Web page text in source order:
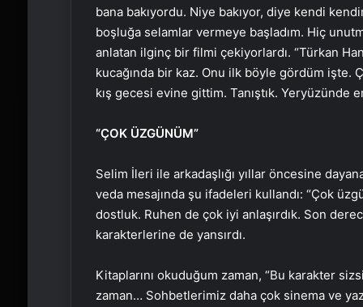
bana bakıyordu. Niye bakıyor, diye kendi
boşluğa selamlar vermeye başladım. Hiç
anlatan ilginç bir filmi çekiyorlardı. “Türkan
kucağında bir kaz. Onu ilk böyle gördüm işte.
kış gecesi evine gittim. Tanıştık. Yeryüzünde
“ÇOK ÜZGÜNÜM”
Selim İleri ile arkadaşlığı yıllar öncesine
veda mesajında şu ifadeleri kullandı: “Çok
dostluk. Ruhen de çok iyi anlaşırdık. Son
karakterlerine de yansırdı.
Kitaplarını okuduğum zaman, “Bu karakter
zaman… Sohbetlerimiz daha çok sinema ve